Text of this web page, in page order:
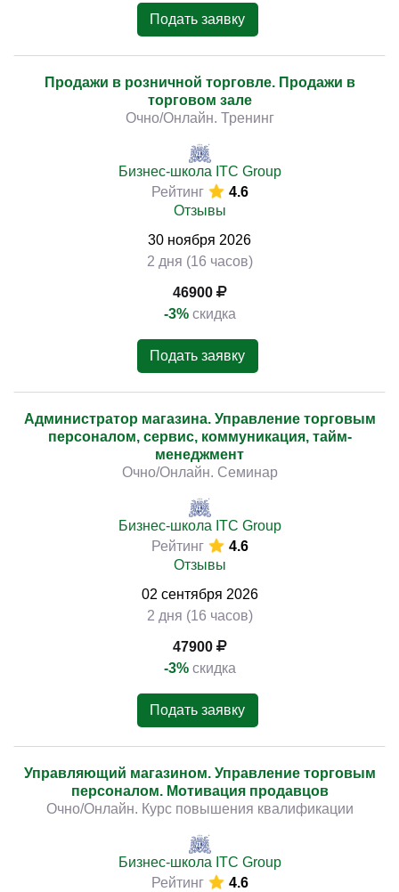
Подать заявку
Продажи в розничной торговле. Продажи в
торговом зале
Очно/Онлайн. Тренинг
Бизнес-школа ITC Group
Рейтинг
4.6
Отзывы
30 ноября 2026
2 дня (16 часов)
46900
-3% скидка
Подать заявку
Администратор магазина. Управление торговым
персоналом, сервис, коммуникация, тайм-
менеджмент
Очно/Онлайн. Семинар
Бизнес-школа ITC Group
Рейтинг
4.6
Отзывы
02 сентября 2026
2 дня (16 часов)
47900
-3% скидка
Подать заявку
Управляющий магазином. Управление торговым
персоналом. Мотивация продавцов
Очно/Онлайн. Курс повышения квалификации
Бизнес-школа ITC Group
Рейтинг
4.6